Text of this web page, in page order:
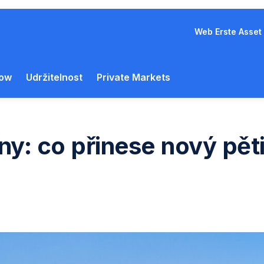
Web Erste
Udržitelnost Private Markets
co přinese nový